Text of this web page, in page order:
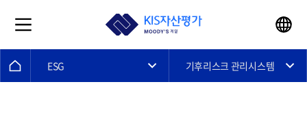
ESG 기후리스크 관리시스템